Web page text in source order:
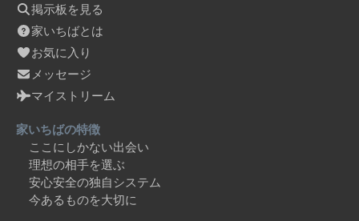
掲示板を見る
家いちばとは
お気に入り
メッセージ
マイストリーム
家いちばの特徴
ここにしかない出会い
理想の相手を選ぶ
安心安全の独自システム
今あるものを大切に